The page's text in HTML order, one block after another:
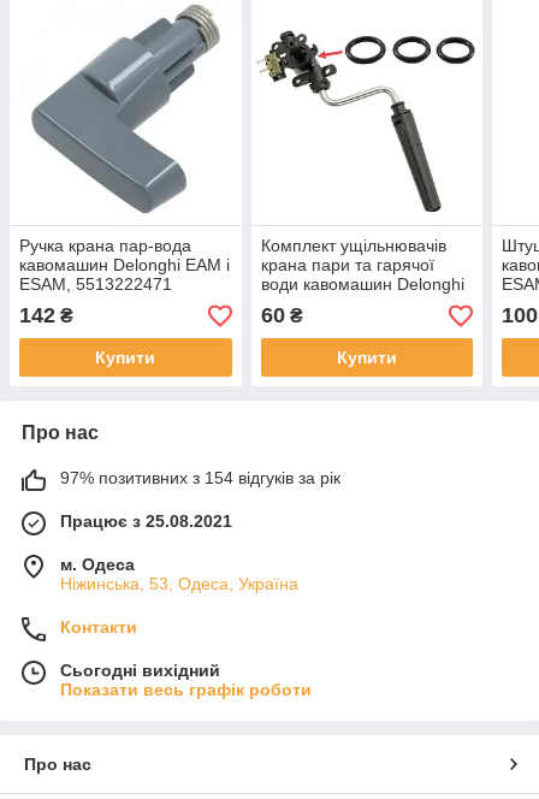
Ручка крана пар-вода
кавомашин Delonghi EAM і
ESAM, 5513222471
142 ₴
Купити
Комплект ущільнювачів
крана пари та гарячої
води кавомашин Delonghi
60₴
Купити
100
Про нас
97% позитивних з 154 відгуків за рік
Працює з 25.08.2021
м. Одеса
Ніжинська, 53, Одеса, Україна
Контакти
Сьогодні вихідний
Показати весь графік роботи
Про нас